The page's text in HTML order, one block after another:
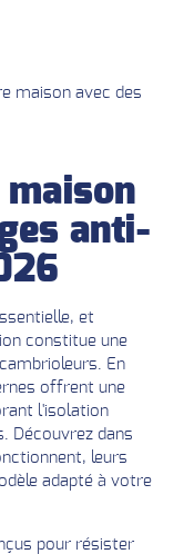
maison avec des
anti-
et
constitue une
En
offrent une
l'isolation
Découvrez dans
leurs
adapté à votre
pour résister